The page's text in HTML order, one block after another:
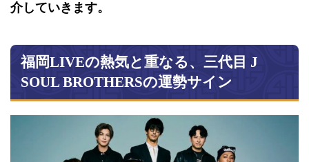
介していきます。
福岡LIVEの熱気と重なる、三代目 J
SOUL BROTHERSの運勢サイン